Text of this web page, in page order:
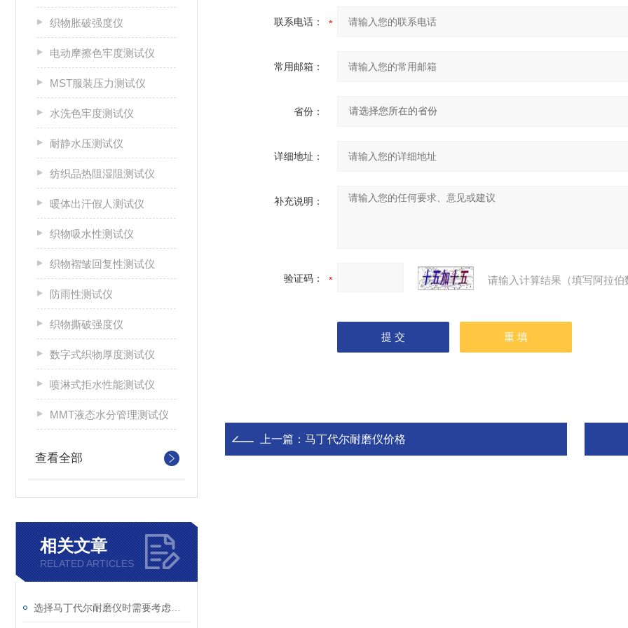
织物胀破强度仪
电动摩擦色牢度测试仪
MST服装压力测试仪
水洗色牢度测试仪
耐静水压测试仪
纺织品热阻湿阻测试仪
暖体出汗假人测试仪
织物吸水性测试仪
织物褶皱回复性测试仪
防雨性测试仪
织物撕破强度仪
数字式织物厚度测试仪
喷淋式拒水性能测试仪
MMT液态水分管理测试仪
查看全部
相关文章
RELATED ARTICLES
联系电话：
常用邮箱：
省份：
详细地址：
补充说明：
验证码： 请输入计算结果（填写阿拉
上一篇： 马丁代尔耐磨仪价格